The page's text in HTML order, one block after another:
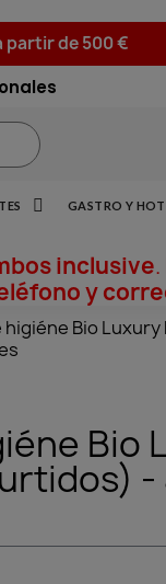
partir de 500 €
GASTRO Y
inclusive
y
higiéne Bio
Bio
-